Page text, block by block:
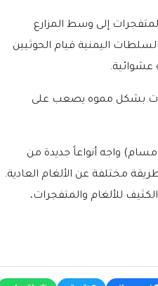
إلى وسط المزارع
اليمنية قيام الحوثيين
عشوائية.
بشكل مموه يصعب على
واجه أنواعاً جديدة من
مختلفة عن الألغام العادية.
للألغام والمتفجرات،